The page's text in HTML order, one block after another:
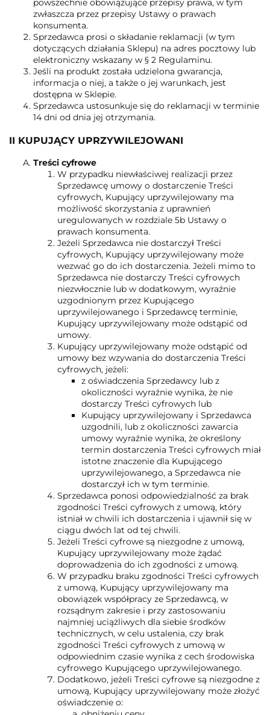
powszechnie obowiązujące przepisy prawa, w tym
zwłaszcza przez przepisy Ustawy o prawach
konsumenta.
Sprzedawca prosi o składanie reklamacji (w tym
dotyczących działania Sklepu) na adres pocztowy lub
elektroniczny wskazany w § 2 Regulaminu.
Jeśli na produkt została udzielona gwarancja,
informacja o niej, a także o jej warunkach, jest
dostępna w Sklepie.
Sprzedawca ustosunkuje się do reklamacji w terminie
14 dni od dnia jej otrzymania.
II KUPUJĄCY UPRZYWILEJOWANI
Treści cyfrowe
W przypadku niewłaściwej realizacji przez
Sprzedawcę umowy o dostarczenie Treści
cyfrowych, Kupujący uprzywilejowany ma
możliwość skorzystania z uprawnień
uregulowanych w rozdziale 5b Ustawy o
prawach konsumenta.
Jeżeli Sprzedawca nie dostarczył Treści
cyfrowych, Kupujący uprzywilejowany może
wezwać go do ich dostarczenia. Jeżeli mimo to
Sprzedawca nie dostarczy Treści cyfrowych
niezwłocznie lub w dodatkowym, wyraźnie
uzgodnionym przez Kupującego
uprzywilejowanego i Sprzedawcę terminie,
Kupujący uprzywilejowany może odstąpić od
umowy.
Kupujący uprzywilejowany może odstąpić od
umowy bez wzywania do dostarczenia Treści
cyfrowych, jeżeli:
z oświadczenia Sprzedawcy lub z
okoliczności wyraźnie wynika, że nie
dostarczy Treści cyfrowych lub
Kupujący uprzywilejowany i Sprzedawca
uzgodnili, lub z okoliczności zawarcia
umowy wyraźnie wynika, że określony
termin dostarczenia Treści cyfrowych miał
istotne znaczenie dla Kupującego
uprzywilejowanego, a Sprzedawca nie
dostarczył ich w tym terminie.
Sprzedawca ponosi odpowiedzialność za brak
zgodności Treści cyfrowych z umową, który
istniał w chwili ich dostarczenia i ujawnił się w
ciągu dwóch lat od tej chwili.
Jeżeli Treści cyfrowe są niezgodne z umową,
Kupujący uprzywilejowany może żądać
doprowadzenia do ich zgodności z umową.
W przypadku braku zgodności Treści cyfrowych
z umową, Kupujący uprzywilejowany ma
obowiązek współpracy ze Sprzedawcą, w
rozsądnym zakresie i przy zastosowaniu
najmniej uciążliwych dla siebie środków
technicznych, w celu ustalenia, czy brak
zgodności Treści cyfrowych z umową w
odpowiednim czasie wynika z cech środowiska
cyfrowego Kupującego uprzywilejowanego.
Dodatkowo, jeżeli Treści cyfrowe są niezgodne z
umową, Kupujący uprzywilejowany może złożyć
oświadczenie o: